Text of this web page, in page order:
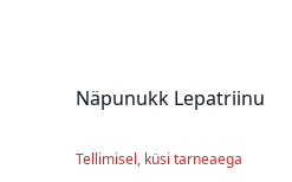
Näpunukk Lepatriinu
Tellimisel, küsi tarneaega